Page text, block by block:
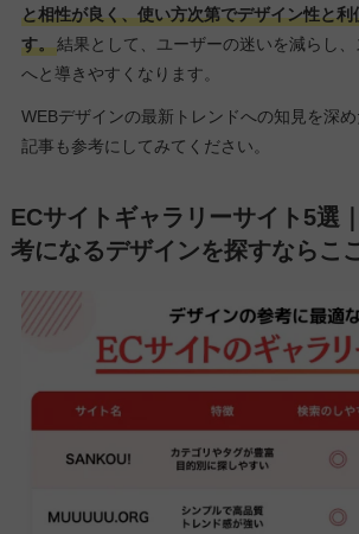
と相性が良く、使い方次第でデザイン性と利
す。結果として、ユーザーの迷いを減らし
へと導きやすくなります。
WEBデザインの最新トレンドへの知見を深
記事も参考にしてみてください。
ECサイトギャラリーサイト5選
考になるデザインを探すならここ